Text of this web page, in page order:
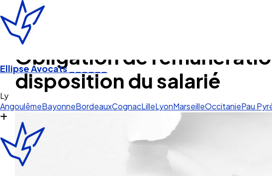
Ellipse Avocats ______
Lyon
AngoulêmeBayonneBordeauxCognacLilleLyonMarseilleOccitaniePau
Obligation de
disposition du salarié